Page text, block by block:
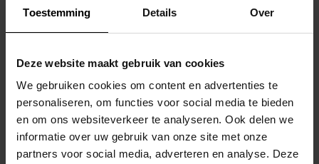
Toestemming Details Over
Deze website maakt gebruik van cookies
We gebruiken cookies om content en advertenties te
personaliseren, om functies voor social media te bieden
en om ons websiteverkeer te analyseren. Ook delen we
informatie over uw gebruik van onze site met onze
partners voor social media, adverteren en analyse. Deze